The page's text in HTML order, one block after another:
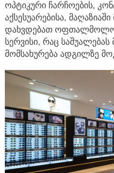
ოპტიკური ჩარჩოების,
აქსესუარებისა,
დახვდებათ
სერვისი, რაც საშუალებას
მომსახურება ადგილზე